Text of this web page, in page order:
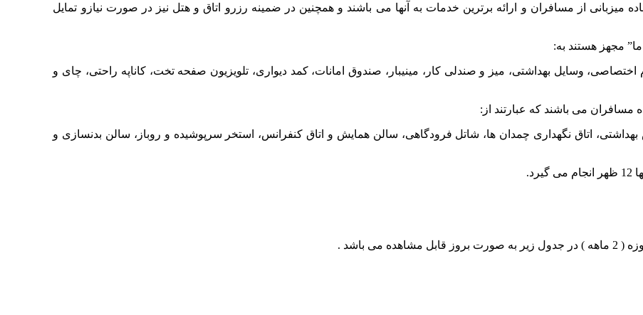
میزبانی از مسافران و ارائه برترین خدمات به آنها می باشند و همچنین در ضمینه رزرو اتاق و هتل نیز در صورت نیازو تمایل
مجهز هستند به:
وسایل بهداشتی، میز و صندلی کار، مینیبار، صندوق امانات، کمد دیواری، تلویزیون صفحه تخت، کاناپه راحتی، چای و
مسافران می باشند که عبارتند از:
بهداشتی، اتاق نگهداری چمدان ها، شاتل فرودگاهی، سالن همایش و اتاق کنفرانس، استخر سرپوشیده و روباز، سالن بدنسازی و